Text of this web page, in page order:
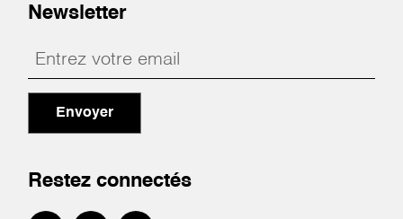
Newsletter
Envoyer
Restez connectés